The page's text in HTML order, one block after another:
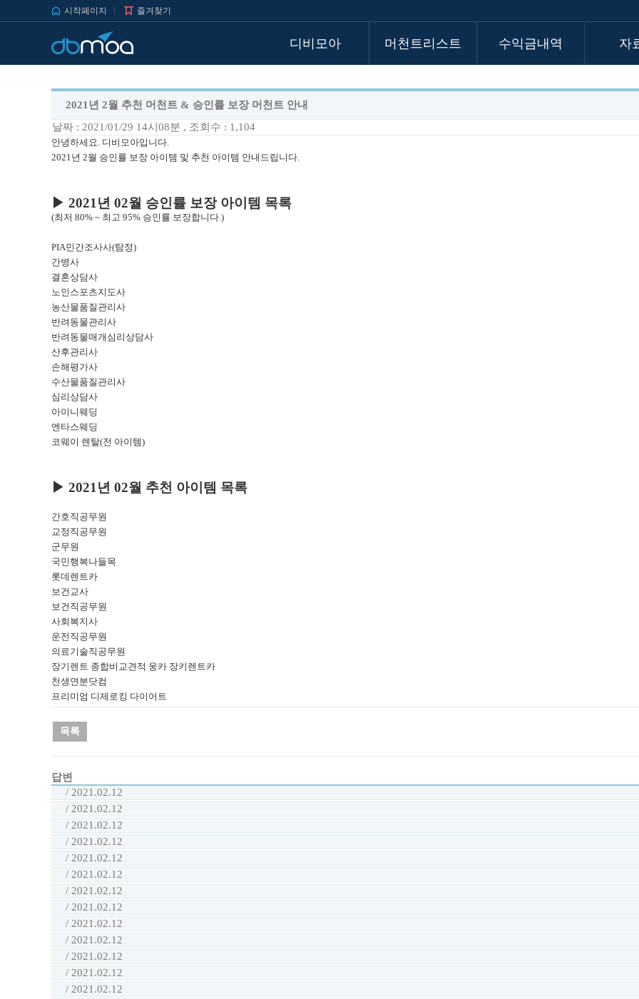
시작페이지 즐겨찾기
디비모아 머천트리스트 수익금내역 자
2021년 2월 추천 머천트 & 승인률 보장 머천트 안내
날짜 : 2021/01/29 14시08분 , 조회수 : 1,104
목록
답변
/ 2021.02.12
/ 2021.02.12
/ 2021.02.12
/ 2021.02.12
/ 2021.02.12
/ 2021.02.12
/ 2021.02.12
/ 2021.02.12
/ 2021.02.12
/ 2021.02.12
/ 2021.02.12
/ 2021.02.12
/ 2021.02.12